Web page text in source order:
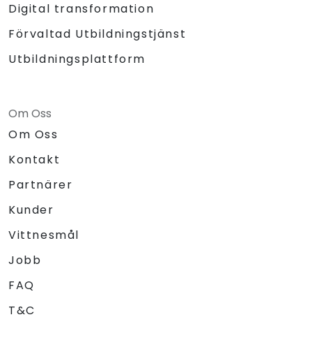
Digital transformation
Förvaltad Utbildningstjänst
Utbildningsplattform
Om Oss
Om Oss
Kontakt
Partnärer
Kunder
Vittnesmål
Jobb
FAQ
T&C